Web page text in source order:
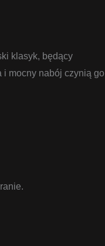
klasyk, będący
i mocny nabój czynią go